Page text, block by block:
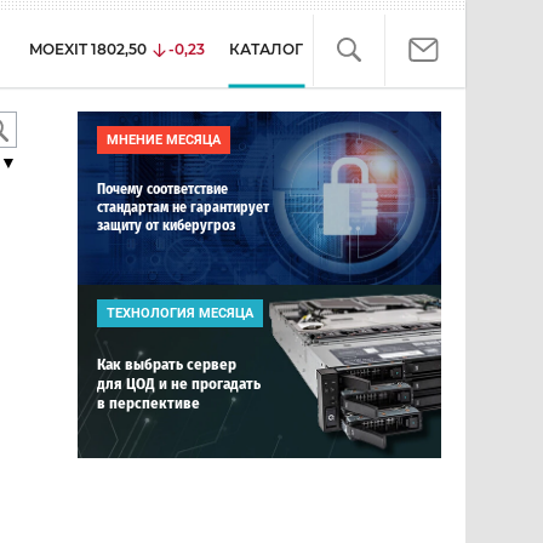
MOEXIT 1802,50 -0,23 КАТАЛОГ
МНЕНИЕ МЕСЯЦА
Почему соответствие
стандартам не гарантирует
защиту от киберугроз
ТЕХНОЛОГИЯ МЕСЯЦА
Как выбрать сервер
для ЦОД и не прогадать
в перспективе